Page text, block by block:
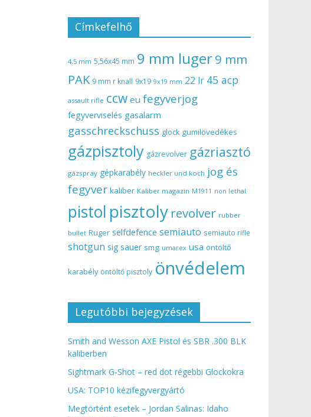
Címkefelhő
4,5 mm 5,56x45 mm 9 mm luger9 mm
PAK 9 mm r knall 9x19 9x19 mm 22 lr 45 acp
assault rifle ccw eu fegyverjog
fegyverviselés gasalarm
gasschreckschuss glock gumilövedékes
gázpisztoly gázrevolver gázriasztó
gázspray gépkarabély heckler und koch jog és
fegyver kaliber Kaliber magazin M1911 non lethal
pistol pisztoly revolver rubber
bullet Ruger selfdefence semiauto semiauto rifle
shotgun sig sauer smg umarex usa öntöltő
karabély öntöltő pisztoly önvédelem
Legutóbbi bejegyzések
Smith and Wesson AXE Pistol és SBR .300 BLK
kaliberben
Sightmark G-Shot – red dot régebbi Glockokra
USA: TOP10 kézifegyvergyártó
Megtörtént esetek – Jordan Salinas: Idaho